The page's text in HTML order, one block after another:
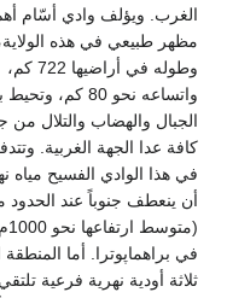
الغرب. ويؤلف وادي أسّام أهم
مظهر طبيعي في هذه الولاية،
وطوله في أراضيها 722 كم،
واتساعه نحو 80 كم، وتحيط به
الجبال والهضاب والتلال من جهاته
كافة عدا الجهة الغربية. وتتدفق
في هذا الوادي الفسيح مياه نهر
أن ينعطف جنوباً عند الحدود مع
(متوسط
في براهماپوترا. أما المنطقة
ثلاثة أودية نهرية فرعية تلتقي